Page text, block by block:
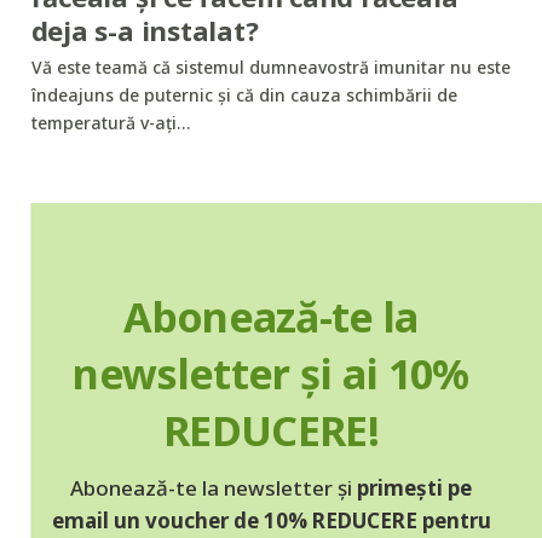
deja s-a instalat?
Vă este teamă că sistemul dumneavostră imunitar nu este
îndeajuns de puternic și că din cauza schimbării de
temperatură v-ați…
Abonează-te la
newsletter și ai 10%
REDUCERE!
Abonează-te la newsletter și primești pe
email un voucher de 10% REDUCERE pentru